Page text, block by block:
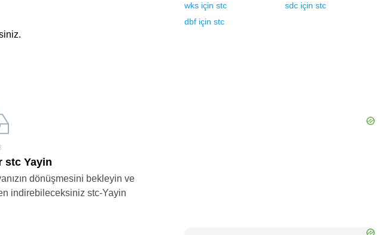
stc Yayin
dönüşmesini bekleyin ve
indirebileceksiniz stc-Yayin
wks için stc sdc için stc
dbf için stc